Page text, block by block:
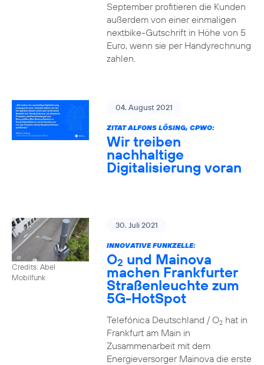
September profitieren die Kunden
außerdem von einer einmaligen
nextbike-Gutschrift in Höhe von 5
Euro, wenn sie per Handyrechnung
zahlen.
04. August 2021
ZITAT ALFONS LÖSING, CPWO:
Wir treiben
nachhaltige
Digitalisierung voran
Credits: Abel
Mobilfunk
30. Juli 2021
INNOVATIVE FUNKZELLE:
O2 und Mainova
machen Frankfurter
Straßenleuchte zum
5G-HotSpot
Telefónica Deutschland / O2hat in
Frankfurt am Main in
Zusammenarbeit mit dem
Energieversorger Mainova die erste